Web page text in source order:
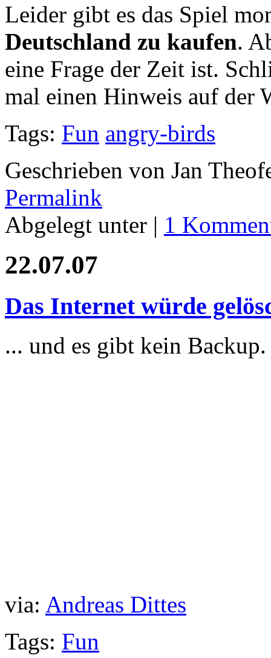
Leider gibt es das Spiel
Deutschland zu kaufen.
eine Frage der Zeit ist.
mal einen Hinweis auf der
Tags: Fun angry-birds
Geschrieben von Jan
Permalink
Abgelegt unter | 1
22.07.07
Das Internet würde
... und es gibt kein
via: Andreas Dittes
Tags: Fun